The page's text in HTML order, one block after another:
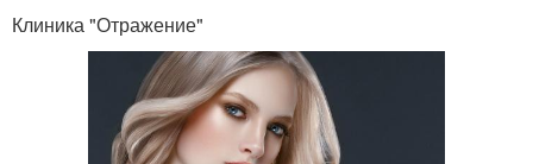
Клиника "Отражение"